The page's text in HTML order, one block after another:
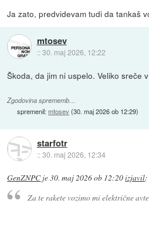
Ja zato, predvidevam tudi da tankaš
mtosev
::30. maj 2026, 12:22
Škoda, da jim ni uspelo. Veliko sreče
Zgodovina sprememb…
spremenil:mtosev(30. maj 2026 ob 12:29)
starfotr
::30. maj 2026, 12:34
GenZNPCje30. maj 2026 ob 12:20izjavil:
Za te rakete vozimo mi električne